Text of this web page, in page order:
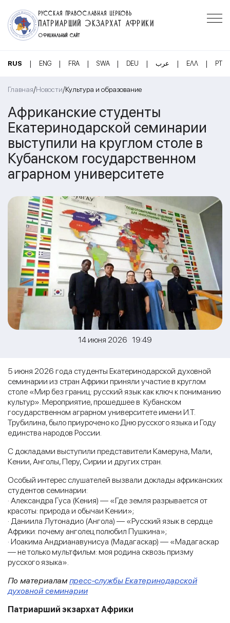
РУССКАЯ ПРАВОСЛАВНАЯ ЦЕРКОВЬ
ПАТРИАРШИЙ ЭКЗАРХАТ АФРИКИ
ОФИЦИАЛЬНЫЙ САЙТ
RUS | ENG | FRA | SWA | DEU | عرب | ΕΛΛ | PT
Главная/Новости/Культура и образование
Африканские студенты
Екатеринодарской семинарии
выступили на круглом столе в
Кубанском государственном
аграрном университете
14 июня 2026 19:49
5 июня 2026 года студенты Екатеринодарской духовной
семинарии из стран Африки приняли участие в круглом
столе «Мир без границ: русский язык как ключ к пониманию
культур». Мероприятие, прошедшее в Кубанском
государственном аграрном университете имени И.Т.
Трубилина, было приурочено ко Дню русского языка и Году
единства народов России.
С докладами выступили представители Камеруна, Мали,
Кении, Анголы, Перу, Сирии и других стран.
Особый интерес слушателей вызвали доклады африканских
студентов семинарии:
· Александра Гуса (Кения) — «Где земля разрывается от
красоты: природа и обычаи Кении»;
· Даниила Лутонадио (Ангола) — «Русский язык в сердце
Африки: почему анголец полюбил Пушкина»;
· Иоакима Андрианавунисуа (Мадагаскар) — «Мадагаскар
— не только мультфильм: моя родина сквозь призму
русского языка».
По материалампресс-службы Екатеринодарской
духовной семинарии
Патриарший экзархат Африки